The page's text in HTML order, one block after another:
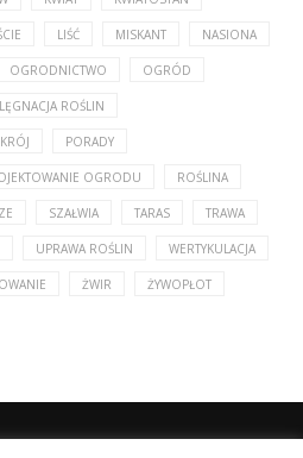
LIŚĆ MISKANT NASIONA
OGRODNICTWO OGRÓD
ROŚLIN
PORADY
OGRODU ROŚLINA
SZAŁWIA TARAS TRAWA
UPRAWA ROŚLIN WERTYKULACJA
ŻWIR ŻYWOPŁOT